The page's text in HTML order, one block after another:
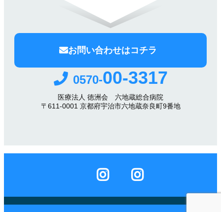
お問い合わせはコチラ
0570-00-3317
医療法人 徳洲会 六地蔵総合病院
〒611-0001 京都府宇治市六地蔵奈良町9番地